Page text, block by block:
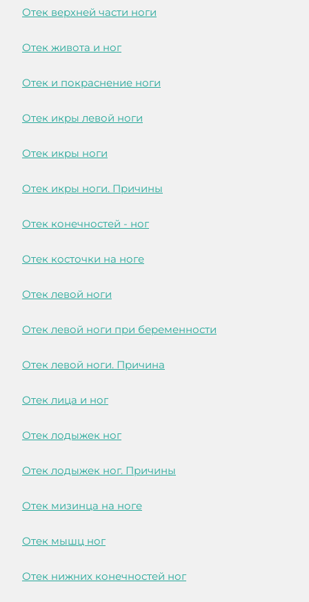
Отек верхней части ноги
Отек живота и ног
Отек и покраснение ноги
Отек икры левой ноги
Отек икры ноги
Отек икры ноги. Причины
Отек конечностей - ног
Отек косточки на ноге
Отек левой ноги
Отек левой ноги при беременности
Отек левой ноги. Причина
Отек лица и ног
Отек лодыжек ног
Отек лодыжек ног. Причины
Отек мизинца на ноге
Отек мышц ног
Отек нижних конечностей ног